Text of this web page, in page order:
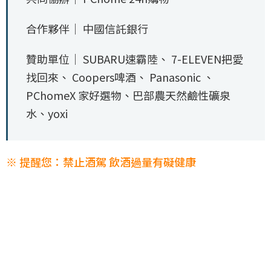
合作夥伴｜ 中國信託銀行
贊助單位｜ SUBARU速霸陸、 7-ELEVEN把愛
找回來、 Coopers啤酒、 Panasonic 、
PChomeX 家好選物、巴部農天然鹼性礦泉
水、yoxi
※ 提醒您：禁止酒駕 飲酒過量有礙健康